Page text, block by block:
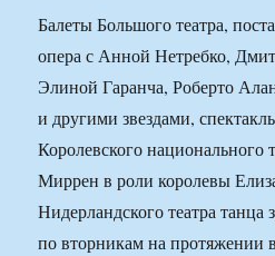
Балеты Большого театра,
опера с Анной Нетребко,
Элиной Гаранча, Роберто
и другими звездами,
Королевского национального
Миррен в роли королевы
Нидерландского театра танца
по вторникам на протяжении